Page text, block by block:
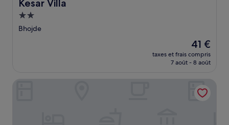
Kesar Villa
Hébergement
2.0 étoiles
Bhojde
Le
nouveau
prix
de
41 €
41 €
taxes et frais compris
7 août - 8 août